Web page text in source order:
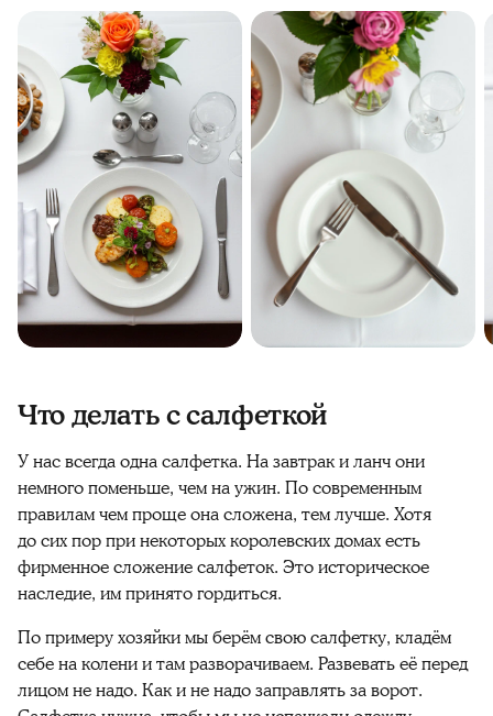
Что делать с салфеткой
У нас всегда одна салфетка. На завтрак и ланч они
немного поменьше, чем на ужин. По современным
правилам чем проще она сложена, тем лучше. Хотя
до сих пор при некоторых королевских домах есть
фирменное сложение салфеток. Это историческое
наследие, им принято гордиться.
По примеру хозяйки мы берём свою салфетку, кладём
себе на колени и там разворачиваем. Развевать её перед
лицом не надо. Как и не надо заправлять за ворот.